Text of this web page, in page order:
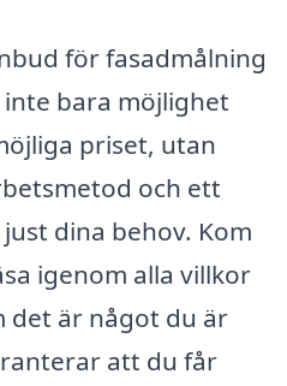
för fasadmålning
bara möjlighet
priset, utan
och ett
dina behov. Kom
igenom alla villkor
det är något du är
att du får